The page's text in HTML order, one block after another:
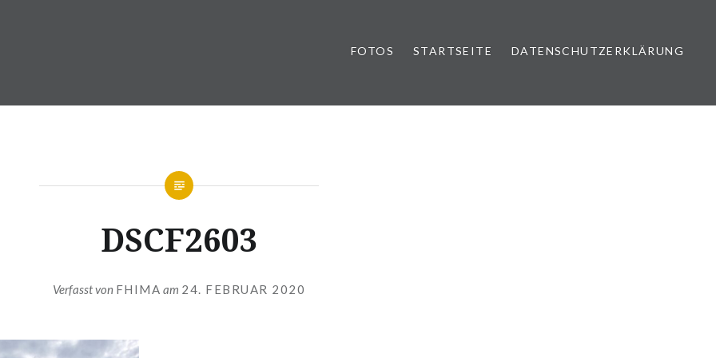
FOTOS STARTSEITE DATENSCHUTZERKLÄRUNG
DSCF2603
Verfasst von FHIMA am 24. FEBRUAR 2020